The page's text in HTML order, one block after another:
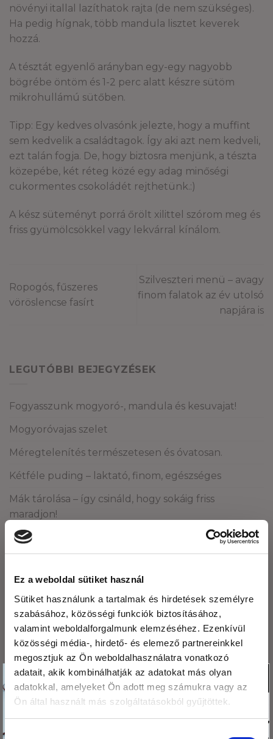
Ez a weboldal sütiket használ
Sütiket használunk a tartalmak és hirdetések személyre
szabásához, közösségi funkciók biztosításához,
valamint weboldalforgalmunk elemzéséhez. Ezenkívül
közösségi média-, hirdető- és elemező partnereinkkel
megosztjuk az Ön weboldalhasználatra vonatkozó
adatait, akik kombinálhatják az adatokat más olyan
adatokkal, amelyeket Ön adott meg számukra vagy az
Ön által használt más szolgáltatásokból gyűjtöttek.
Hozzájárulás
növényi itallal lazíthatok rajta (de nem szükséges).
Ha pedig hígnak, több mandula lisztet keverek
hozzá.
A tésztát egyenlő arányban egy-egy nagyobb
bögrébe öntöm és 1-2 perc alatt készre sütöm
mikrohullámú sütőben.
Tipp: Egy kedves olvasónk jelezte, hogy a muffint
sem kedvelik a családtagok. Így aki azt nem kedveli,
ezt talán fogja. De, hogy biztosra menjünk, a tészta
közepébe, két réteg közé egy adag minőségi
cukormentes csokoládét rejthetünk.:)
A kész süteményt porrá őrölt xilittel szórom meg és
friss gyümölcsökkel vagy lekvárral kínálom.
Ropogós, fűszeres
vöröslencse fasírt
Szilveszteri menü – avagy
finom falatok az év utolsó
napjára is
LEGUTÓBBI BEJEGYZÉSEK
Fogyasszunk mogyoró-, mandula és kesuvajat!
Mogyoróvajas szelet
Méregtelenítés természetesen és óvatosan.
Kétféle puding – laktató, finom, egészséges
Mák tárolása – így csináld, hogy sokáig friss
maradjon!
2026. augusztus
2026. július
2026. június
2026. május
2026. április
2026. március
Köszönjük,hogy
olvasod a blogunkat!
Ezért
megajándékozunk egy